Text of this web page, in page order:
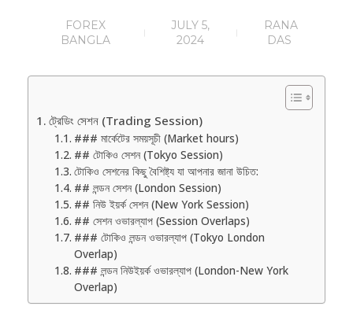
JULY 5,
2024
RANA
DAS
FOREX
BANGLA
ট্রেডিং সেশন (Trading Session)
### মার্কেটের সময়সূচী (Market hours)
## টোকিও সেশন (Tokyo Session)
টোকিও সেশনের কিছু বৈশিষ্ট্য যা আপনার জানা উচিত:
## লন্ডন সেশন (London Session)
## নিউ ইয়র্ক সেশন (New York Session)
## সেশন ওভারল্যাপ (Session Overlaps)
### টোকিও লন্ডন ওভারল্যাপ (Tokyo London
Overlap)
### লন্ডন নিউইয়র্ক ওভারল্যাপ (London-New York
Overlap)